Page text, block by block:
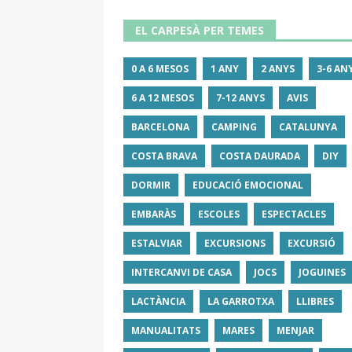
EL CARPESÀ PER TEMES
0 A 6 MESOS 1 ANY 2 ANYS 3-6
6 A 12 MESOS 7-12 ANYS AVIS
BARCELONA CAMPING CATALUNYA
COSTA BRAVA COSTA DAURADA DIY
DORMIR EDUCACIÓ EMOCIONAL
EMBARÀS ESCOLES ESPECTACLES
ESTALVIAR EXCURSIONS EXCURSIÓ
INTERCANVI DE CASA JOCS JOGUINES
LACTÀNCIA LA GARROTXA LLIBRES
MANUALITATS MARES MENJAR